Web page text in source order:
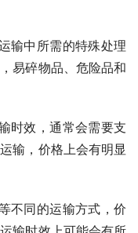
输中所需的特殊处理
易碎物品、危险品和
时效，通常会需要支
输，价格上会有明显
不同的运输方式，价